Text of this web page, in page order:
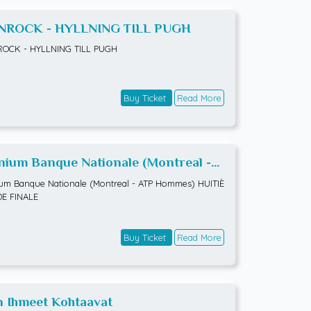
- HYLLNING TILL PUGH
- HYLLNING TILL PUGH
Buy Ticket Read More
Banque Nationale (Montreal -
Hommes) HUITIÈMES DE FINALE
Banque Nationale (Montreal - ATP Hommes) HUITIÈ
FINALE
Buy Ticket Read More
Ihmeet Kohtaavat